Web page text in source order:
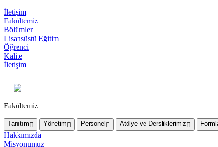
İletişim
Fakültemiz
Bölümler
Lisansüstü Eğitim
Öğrenci
Kalite
İletişim
Fakültemiz
Tanıtım Yönetim Personel Atölye ve Dersliklerimiz
Hakkımızda
Misyonumuz